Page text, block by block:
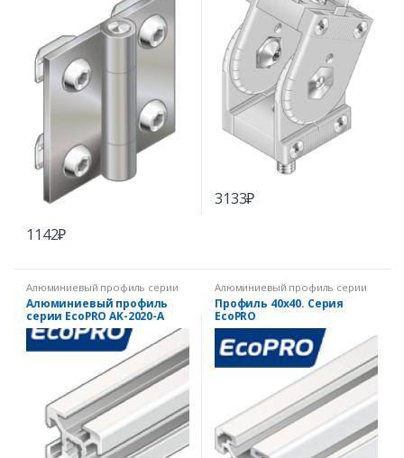
1142₽
3133₽
Алюминиевый профиль серии
EcoPRO
Алюминиевый профиль
серии EcoPRO AK-2020-A
Алюминиевый профиль серии
EcoPRO
Профиль 40х40. Серия
EcoPRO